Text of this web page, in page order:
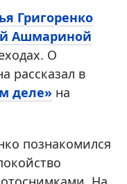
Григоренко
Ашмариной
О
рассказал в
деле» на
познакомился